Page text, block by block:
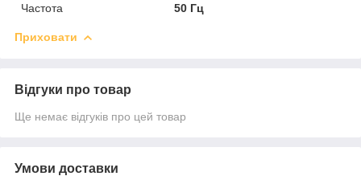
Частота 50 Гц
Приховати
Відгуки про товар
Ще немає відгуків про цей товар
Умови доставки